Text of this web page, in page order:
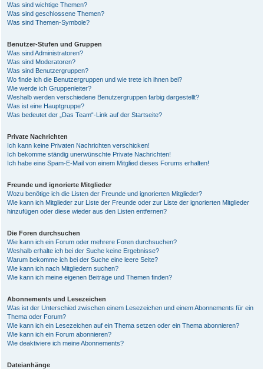
Was sind wichtige Themen?
Was sind geschlossene Themen?
Was sind Themen-Symbole?
Benutzer-Stufen und Gruppen
Was sind Administratoren?
Was sind Moderatoren?
Was sind Benutzergruppen?
Wo finde ich die Benutzergruppen und wie trete ich ihnen bei?
Wie werde ich Gruppenleiter?
Weshalb werden verschiedene Benutzergruppen farbig dargestellt?
Was ist eine Hauptgruppe?
Was bedeutet der „Das Team“-Link auf der Startseite?
Private Nachrichten
Ich kann keine Privaten Nachrichten verschicken!
Ich bekomme ständig unerwünschte Private Nachrichten!
Ich habe eine Spam-E-Mail von einem Mitglied dieses Forums erhalten!
Freunde und ignorierte Mitglieder
Wozu benötige ich die Listen der Freunde und ignorierten Mitglieder?
Wie kann ich Mitglieder zur Liste der Freunde oder zur Liste der ignorierten Mitglieder
hinzufügen oder diese wieder aus den Listen entfernen?
Die Foren durchsuchen
Wie kann ich ein Forum oder mehrere Foren durchsuchen?
Weshalb erhalte ich bei der Suche keine Ergebnisse?
Warum bekomme ich bei der Suche eine leere Seite?
Wie kann ich nach Mitgliedern suchen?
Wie kann ich meine eigenen Beiträge und Themen finden?
Abonnements und Lesezeichen
Was ist der Unterschied zwischen einem Lesezeichen und einem Abonnements für ein
Thema oder Forum?
Wie kann ich ein Lesezeichen auf ein Thema setzen oder ein Thema abonnieren?
Wie kann ich ein Forum abonnieren?
Wie deaktiviere ich meine Abonnements?
Dateianhänge